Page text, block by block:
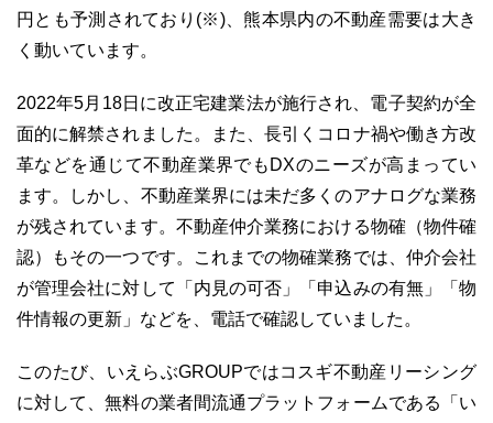
03-6689-1791
円とも予測されており(※)、熊本県内の不動産需要は大き
く動いています。
2022年5月18日に改正宅建業法が施行され、電子契約が全
面的に解禁されました。また、長引くコロナ禍や働き方改
革などを通じて不動産業界でもDXのニーズが高まってい
ます。しかし、不動産業界には未だ多くのアナログな業務
が残されています。不動産仲介業務における物確（物件確
認）もその一つです。これまでの物確業務では、仲介会社
が管理会社に対して「内見の可否」「申込みの有無」「物
件情報の更新」などを、電話で確認していました。
このたび、いえらぶGROUPではコスギ不動産リーシング
に対して、無料の業者間流通プラットフォームである「い